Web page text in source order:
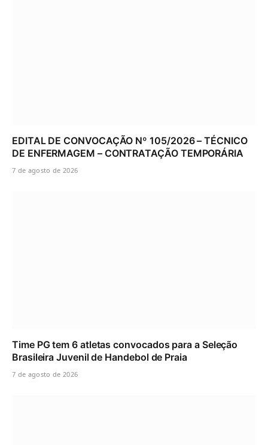
EDITAL DE CONVOCAÇÃO Nº 105/2026 – TÉCNICO
DE ENFERMAGEM – CONTRATAÇÃO TEMPORÁRIA
7 de agosto de 2026
Time PG tem 6 atletas convocados para a Seleção
Brasileira Juvenil de Handebol de Praia
7 de agosto de 2026